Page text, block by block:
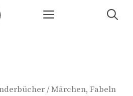
Menü
/Märchen, Fabeln